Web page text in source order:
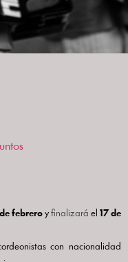
febreroy finalizará el 17 de
con nacionalidad